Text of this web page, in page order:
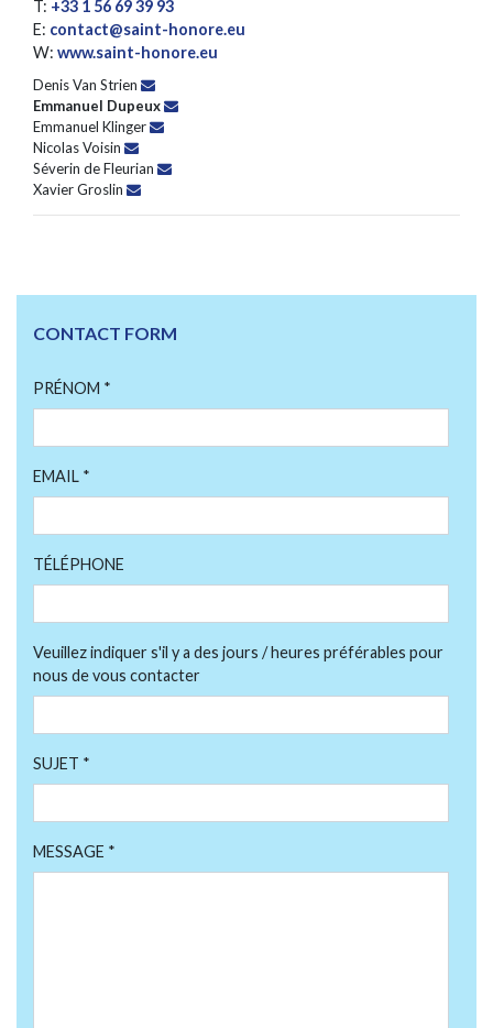
T: +33 1 56 69 39 93
E: contact@saint-honore.eu
W: www.saint-honore.eu
Denis Van Strien
Emmanuel Dupeux
Emmanuel Klinger
Nicolas Voisin
Séverin de Fleurian
Xavier Groslin
CONTACT FORM
PRÉNOM *
EMAIL *
TÉLÉPHONE
Veuillez indiquer s'il y a des jours / heures préférables pour
nous de vous contacter
SUJET *
MESSAGE *